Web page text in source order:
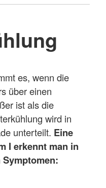
es, wenn die
über einen
ist als die
wird in
unterteilt. Eine
I erkennt man in